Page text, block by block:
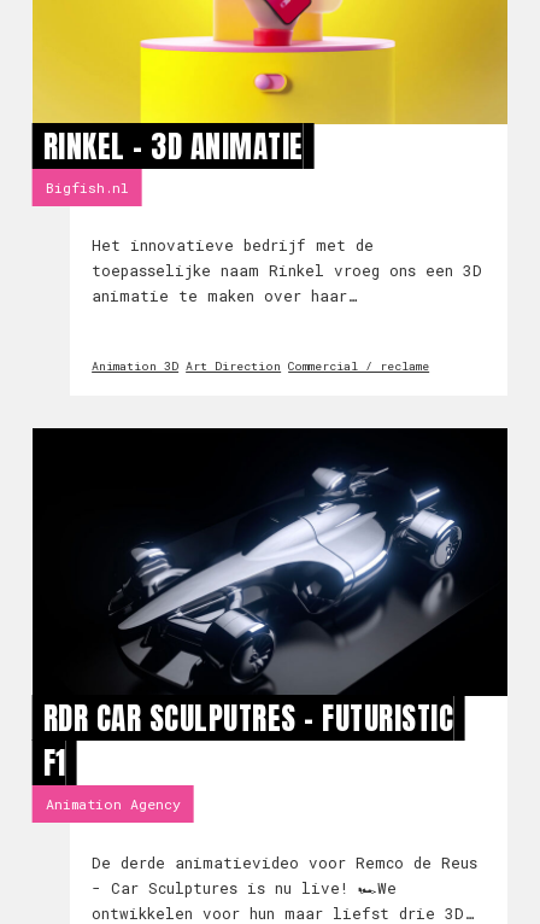
RINKEL - 3D ANIMATIE
Bigfish.nl
Het innovatieve bedrijf met de
toepasselijke naam Rinkel vroeg ons een 3D
animatie te maken over haar
met Rinkel samen. Naar deze animatie
Animation 3D Art Direction Commercial / reclame
RDR CAR SCULPUTRES - FUTURISTIC
F1
Animation Agency
De derde animatievideo voor Remco de Reus
- Car Sculptures is nu live! 🏎️We
ontwikkelen voor hun maar liefst drie 3D